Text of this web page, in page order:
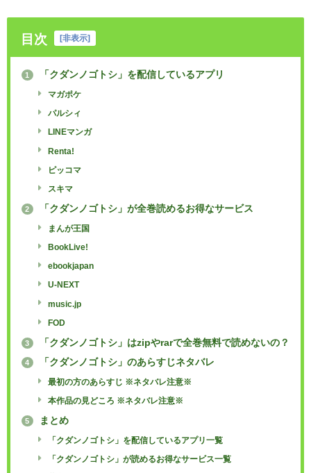
目次 [非表示]
1 「クダンノゴトシ」を配信しているアプリ
マガポケ
パルシィ
LINEマンガ
Renta!
ピッコマ
スキマ
2 「クダンノゴトシ」が全巻読めるお得なサービス
まんが王国
BookLive!
ebookjapan
U-NEXT
music.jp
FOD
3 「クダンノゴトシ」はzipやrarで全巻無料で読めないの？
4 「クダンノゴトシ」のあらすじネタバレ
最初の方のあらすじ ※ネタバレ注意※
本作品の見どころ ※ネタバレ注意※
5 まとめ
「クダンノゴトシ」を配信しているアプリ一覧
「クダンノゴトシ」が読めるお得なサービス一覧